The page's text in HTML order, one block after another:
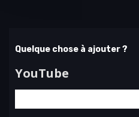
Quelque chose à ajouter ?
YouTube